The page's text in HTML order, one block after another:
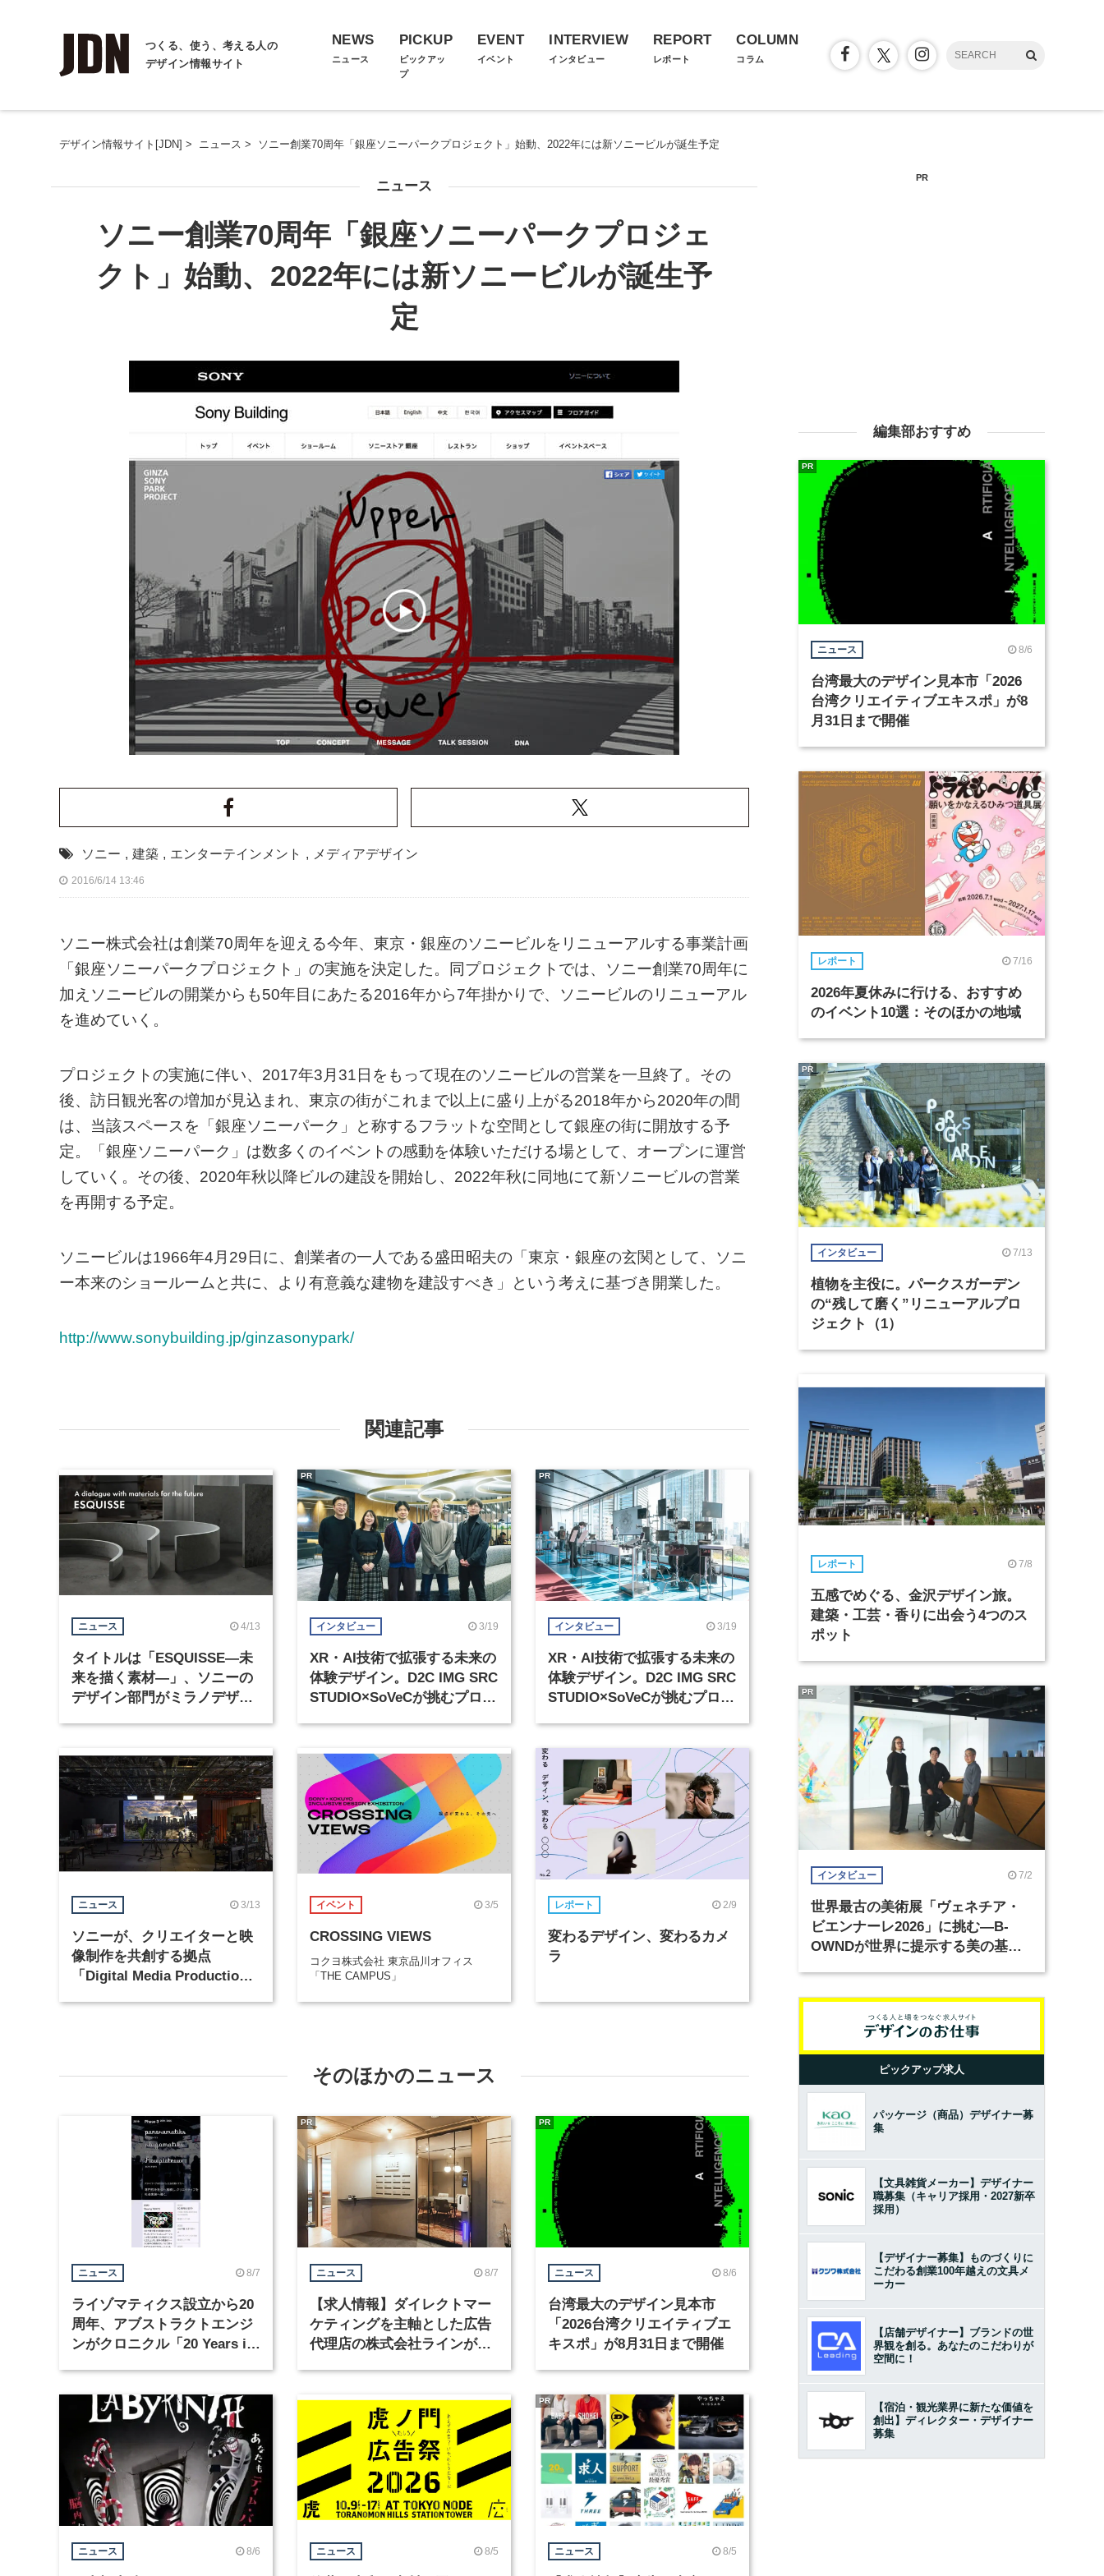
つくる、使う、考える人の
デザイン情報サイト
NEWS
ニュース
PICKUP
ピックアッ
プ
EVENT
イベント
INTERVIEW
インタビュー
REPORT
レポート
COLUMN
コラム
デザイン情報サイト[JDN] > ニュース > ソニー創業70周年「銀座ソニーパークプロジェクト」始動、2022年には新ソニービルが誕生予定
ニュース
ソニー創業70周年「銀座ソニーパークプロジェ
クト」始動、2022年には新ソニービルが誕生予
定
ソニー , 建築 , エンターテインメント , メディアデザイン
2016/6/14 13:46
ソニー株式会社は創業70周年を迎える今年、東京・銀座のソニービルをリニューアルする事業計画
「銀座ソニーパークプロジェクト」の実施を決定した。同プロジェクトでは、ソニー創業70周年に
加えソニービルの開業からも50年目にあたる2016年から7年掛かりで、ソニービルのリニューアル
を進めていく。
プロジェクトの実施に伴い、2017年3月31日をもって現在のソニービルの営業を一旦終了。その
後、訪日観光客の増加が見込まれ、東京の街がこれまで以上に盛り上がる2018年から2020年の間
は、当該スペースを「銀座ソニーパーク」と称するフラットな空間として銀座の街に開放する予
定。「銀座ソニーパーク」は数多くのイベントの感動を体験いただける場として、オープンに運営
していく。その後、2020年秋以降ビルの建設を開始し、2022年秋に同地にて新ソニービルの営業
を再開する予定。
ソニービルは1966年4月29日に、創業者の一人である盛田昭夫の「東京・銀座の玄関として、ソニ
ー本来のショールームと共に、より有意義な建物を建設すべき」という考えに基づき開業した。
http://www.sonybuilding.jp/ginzasonypark/
関連記事
ニュース 4/13
タイトルは「ESQUISSE―未
来を描く素材―」、ソニーの
デザイン部門がミラノデザイ
インタビュー 3/19
XR・AI技術で拡張する未来の
体験デザイン。D2C IMG SRC
STUDIO×SoVeCが挑むプロト
PR
インタビュー 3/19
XR・AI技術で拡張する未来の
体験デザイン。D2C IMG SRC
STUDIO×SoVeCが挑むプロト
PR
ニュース 3/13
ソニーが、クリエイターと映
像制作を共創する拠点
「Digital Media Production
イベント 3/5
CROSSING VIEWS
コクヨ株式会社 東京品川オフィス
「THE CAMPUS」
レポート 2/9
変わるデザイン、変わるカメ
ラ
そのほかのニュース
ニュース 8/7
ライゾマティクス設立から20
周年、アブストラクトエンジ
ンがクロニクル「20 Years in
ニュース 8/7
【求人情報】ダイレクトマー
ケティングを主軸とした広告
代理店の株式会社ラインが、
PR
ニュース 8/6
台湾最大のデザイン見本市
「2026台湾クリエイティブエ
キスポ」が8月31日まで開催
PR
ニュース 8/6 ニュース 8/5 ニュース 8/5
PR
PR
編集部おすすめ
ニュース 8/6
台湾最大のデザイン見本市「2026
台湾クリエイティブエキスポ」が8
月31日まで開催
PR
レポート 7/16
2026年夏休みに行ける、おすすめ
のイベント10選：そのほかの地域
インタビュー 7/13
植物を主役に。パークスガーデン
の“残して磨く”リニューアルプロ
ジェクト（1）
PR
レポート 7/8
五感でめぐる、金沢デザイン旅。
建築・工芸・香りに出会う4つのス
ポット
インタビュー 7/2
世界最古の美術展「ヴェネチア・
ビエンナーレ2026」に挑む―B-
OWNDが世界に提示する美の基準
PR
ピックアップ求人
パッケージ（商品）デザイナー募
集
【文具雑貨メーカー】デザイナー
職募集（キャリア採用・2027新卒
採用）
【デザイナー募集】ものづくりに
こだわる創業100年越えの文具メ
ーカー
【店舗デザイナー】ブランドの世
界観を創る。あなたのこだわりが
空間に！
【宿泊・観光業界に新たな価値を
創出】ディレクター・デザイナー
募集